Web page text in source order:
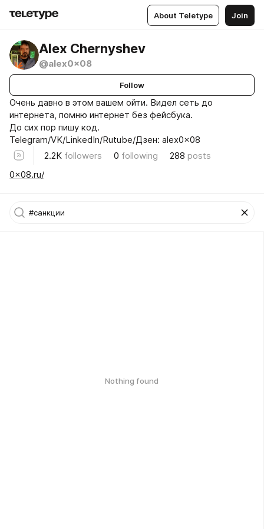
About Teletype Join
Alex Chernyshev
@alex0x08
Follow
Очень давно в этом вашем ойти. Видел сеть до
интернета, помню интернет без фейсбука.
До сих пор пишу код.
Telegram/VK/LinkedIn/Rutube/Дзен: alex0x08
2.2K followers 0 following 288 posts
0x08.ru/
Nothing found